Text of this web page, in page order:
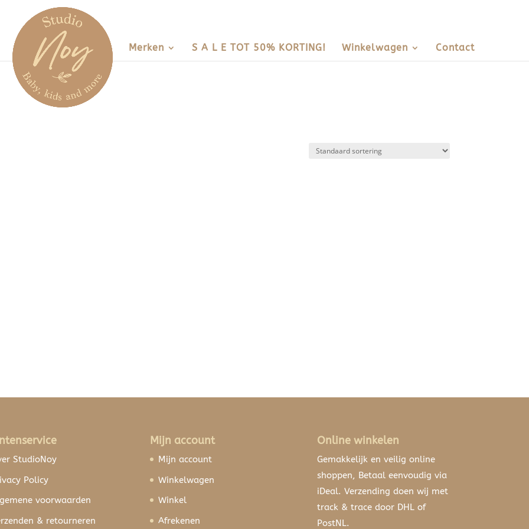
Merken S A L E TOT 50% KORTING! Winkelwagen Contact
StudioNoy
Policy
voorwaarden
& retourneren
Mijn account
Mijn account
Winkelwagen
Winkel
Afrekenen
Online winkelen
Gemakkelijk en veilig online
shoppen, Betaal eenvoudig via
iDeal. Verzending doen wij met
track & trace door DHL of
PostNL.